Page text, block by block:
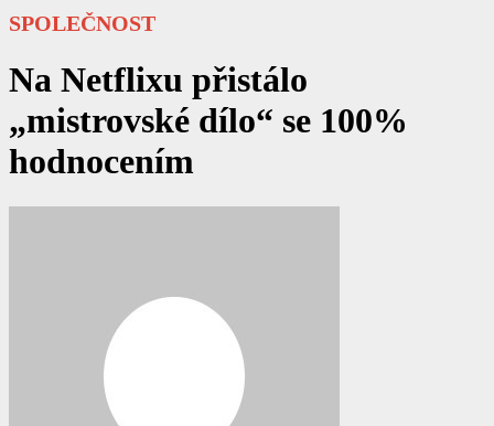
SPOLEČNOST
Na Netflixu přistálo
„mistrovské dílo“ se 100%
hodnocením